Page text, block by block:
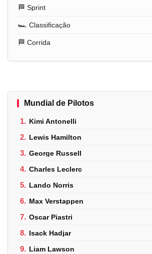
🏁 Sprint
🏎️ Classificação
🏁 Corrida
Mundial de Pilotos
1. Kimi Antonelli
2. Lewis Hamilton
3. George Russell
4. Charles Leclerc
5. Lando Norris
6. Max Verstappen
7. Oscar Piastri
8. Isack Hadjar
9. Liam Lawson